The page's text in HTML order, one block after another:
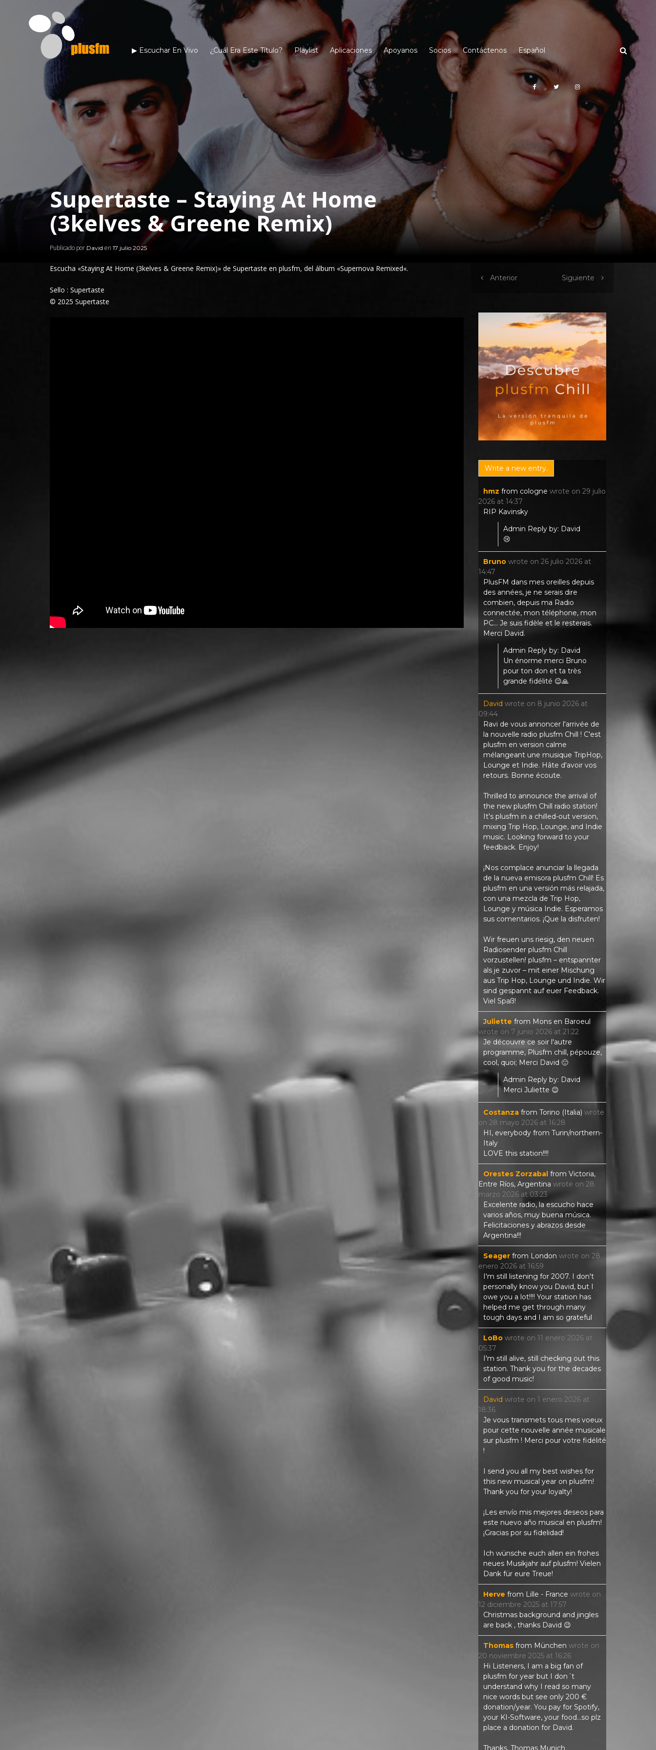
▶︎ Escuchar En Vivo ¿Cuál Era Este Título? Playlist Aplicaciones Apoyanos Socios Contáctenos Español
Supertaste – Staying At Home
(3kelves & Greene Remix)
Publicado por David en 17 julio 2025
Escucha «Staying At Home (3kelves & Greene Remix)» de Supertaste en plusfm, del álbum «Supernova Remixed«.
Sello : Supertaste
© 2025 Supertaste
Anterior Siguiente
hmz from cologne wrote on 29 julio
2026 at 14:37
RIP Kavinsky
Admin Reply by: David
😢
Bruno wrote on 26 julio 2026 at
14:47
PlusFM dans mes oreilles depuis
des années, je ne serais dire
combien, depuis ma Radio
connectée, mon téléphone, mon
PC... Je suis fidèle et le resterais.
Merci David.
Admin Reply by: David
Un énorme merci Bruno
pour ton don et ta très
grande fidélité 😉🙏
David wrote on 8 junio 2026 at
09:44
Ravi de vous annoncer l'arrivée de
la nouvelle radio plusfm Chill ! C'est
plusfm en version calme
mélangeant une musique TripHop,
Lounge et Indie. Hâte d'avoir vos
retours. Bonne écoute.
Thrilled to announce the arrival of
the new plusfm Chill radio station!
It's plusfm in a chilled-out version,
mixing Trip Hop, Lounge, and Indie
music. Looking forward to your
feedback. Enjoy!
¡Nos complace anunciar la llegada
de la nueva emisora ​​plusfm Chill! Es
plusfm en una versión más relajada,
con una mezcla de Trip Hop,
Lounge y música Indie. Esperamos
sus comentarios. ¡Que la disfruten!
Wir freuen uns riesig, den neuen
Radiosender plusfm Chill
vorzustellen! plusfm – entspannter
als je zuvor – mit einer Mischung
aus Trip Hop, Lounge und Indie. Wir
sind gespannt auf euer Feedback.
Viel Spaß!
Juliette from Mons en Baroeul
wrote on 7 junio 2026 at 21:22
Je découvre ce soir l'autre
programme, Plusfm chill, pépouze,
cool, quoi; Merci David 🙂
Admin Reply by: David
Merci Juliette 😉
Costanza from Torino (Italia) wrote
on 28 mayo 2026 at 16:28
HI, everybody from Turin/northern-
Italy
LOVE this station!!!!
Orestes Zorzabal from Victoria,
Entre Ríos, Argentina wrote on 28
marzo 2026 at 03:23
Excelente radio, la escucho hace
varios años, muy buena música.
Felicitaciones y abrazos desde
Argentina!!!
Seager from London wrote on 28
enero 2026 at 16:59
I'm still listening for 2007. I don't
personally know you David, but I
owe you a lot!!!! Your station has
helped me get through many
tough days and I am so grateful
LoBo wrote on 11 enero 2026 at
05:37
I'm still alive, still checking out this
station. Thank you for the decades
of good music!
David wrote on 1 enero 2026 at
18:36
Je vous transmets tous mes voeux
pour cette nouvelle année musicale
sur plusfm ! Merci pour votre fidélité
!
I send you all my best wishes for
this new musical year on plusfm!
Thank you for your loyalty!
¡Les envío mis mejores deseos para
este nuevo año musical en plusfm!
¡Gracias por su fidelidad!
Ich wünsche euch allen ein frohes
neues Musikjahr auf plusfm! Vielen
Dank für eure Treue!
Herve from Lille - France wrote on
12 diciembre 2025 at 17:57
Christmas background and jingles
are back , thanks David 😉
Thomas from München wrote on
20 noviembre 2025 at 16:26
Hi Listeners, I am a big fan of
plusfm for year but I don´t
understand why I read so many
nice words but see only 200 €
donation/year. You pay for Spotify,
your KI-Software, your food...so plz
place a donation for David.
Thanks, Thomas Munich